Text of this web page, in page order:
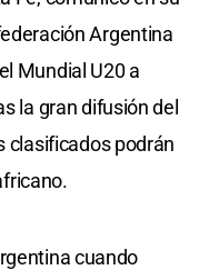
Argentina
Mundial U20 a
la gran difusión del
clasificados podrán
cuando